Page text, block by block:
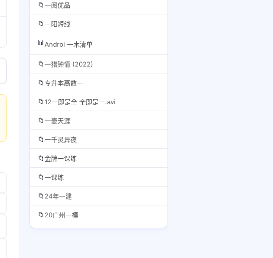
📁一阅优品
📁一阳短线
📊 Androi 一木清单
📁一猎钟情 (2022)
📁专升本高数一
📁12一即是全 全即是一.avi
📁一壶天涯
📁一千灵异夜
📁金牌一课练
📁一课练
📁 24年一建
📁 20广州一模